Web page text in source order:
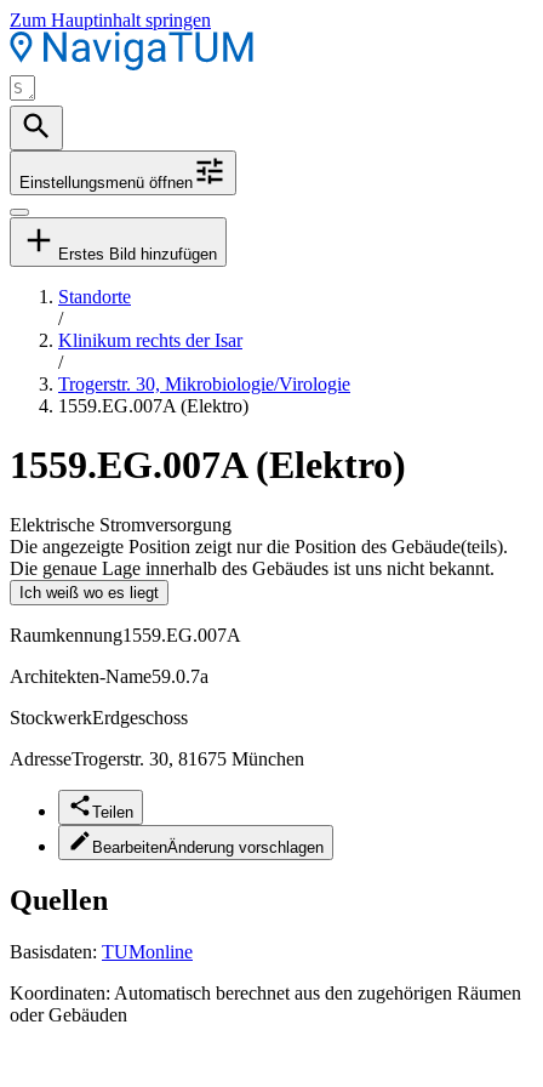
Zum Hauptinhalt springen
Einstellungsmenü öffnen
Erstes Bild hinzufügen
Standorte
/
Klinikum rechts der Isar
/
Trogerstr. 30, Mikrobiologie/Virologie
1559.EG.007A (Elektro)
1559.EG.007A (Elektro)
Elektrische Stromversorgung
Die angezeigte Position zeigt nur die Position des Gebäude(teils).
Die genaue Lage innerhalb des Gebäudes ist uns nicht bekannt.
Ich weiß wo es liegt
Raumkennung1559.EG.007A
Architekten-Name59.0.7a
StockwerkErdgeschoss
AdresseTrogerstr. 30, 81675 München
Teilen
BearbeitenÄnderung vorschlagen
Quellen
Basisdaten: TUMonline
Koordinaten: Automatisch berechnet aus den zugehörigen Räumen
oder Gebäuden